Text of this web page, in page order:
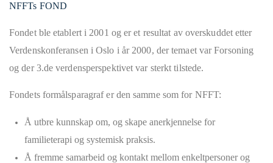
NFFTs FOND
Fondet ble etablert i 2001 og er et resultat av overskuddet etter
Verdenskonferansen i Oslo i år 2000, der temaet var Forsoning
og der 3.de verdensperspektivet var sterkt tilstede.
Fondets formålsparagraf er den samme som for NFFT:
Å utbre kunnskap om, og skape anerkjennelse for
familieterapi og systemisk praksis.
Å fremme samarbeid og kontakt mellom enkeltpersoner og